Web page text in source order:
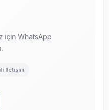
için WhatsApp
İletişim